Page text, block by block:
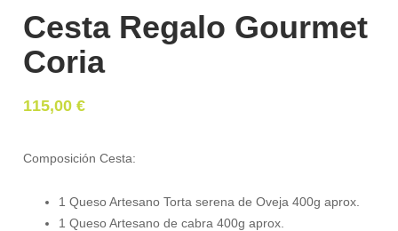
Cesta Regalo Gourmet
Coria
115,00€
Composición Cesta:
1 Queso Artesano Torta serena de Oveja 400g aprox.
1 Queso Artesano de cabra 400g aprox.